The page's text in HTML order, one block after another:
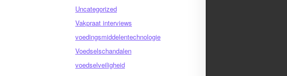
Uncategorized
Vakpraat interviews
voedingsmiddelentechnologie
Voedselschandalen
voedselveiligheid